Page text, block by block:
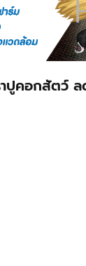
ปูคอกสัตว์ ล